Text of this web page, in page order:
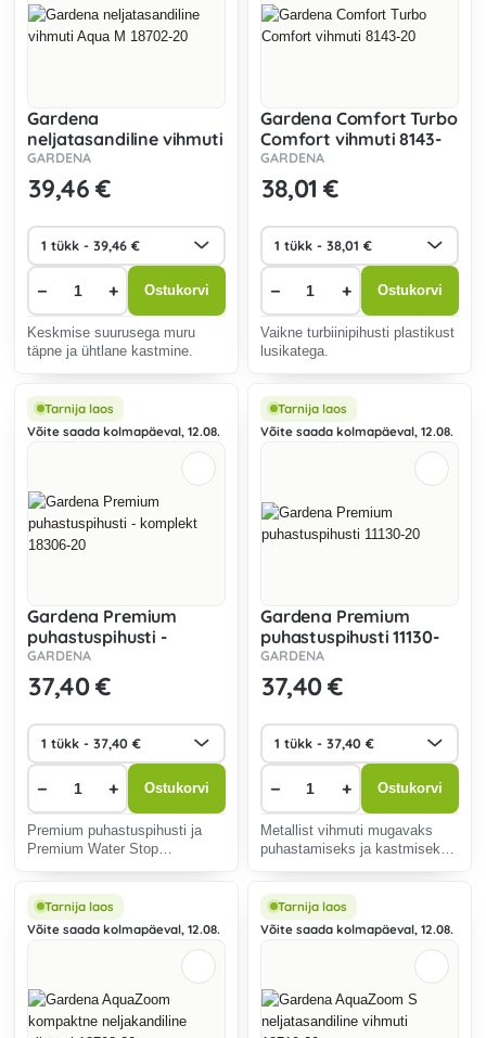
Gardena
neljatasandiline vihmuti
Aqua M 18702-20
GARDENA
39,46 €
− + Ostukorvi
Keskmise suurusega muru
täpne ja ühtlane kastmine.
Gardena Comfort Turbo
Comfort vihmuti 8143-
20
GARDENA
38,01 €
− + Ostukorvi
Vaikne turbiinipihusti plastikust
lusikatega.
Tarnija laos
Võite saada kolmapäeval, 12.08.
Gardena Premium
puhastuspihusti -
komplekt 18306-20
GARDENA
37,40 €
− + Ostukorvi
Premium puhastuspihusti ja
Premium Water Stop
Tarnija laos
Võite saada kolmapäeval, 12.08.
Gardena Premium
puhastuspihusti 11130-
20
GARDENA
37,40 €
− + Ostukorvi
Metallist vihmuti mugavaks
puhastamiseks ja kastmiseks.
Tarnija laos
Võite saada kolmapäeval, 12.08.
Tarnija laos
Võite saada kolmapäeval, 12.08.